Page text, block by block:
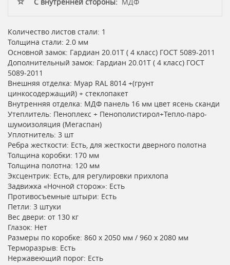
С внутренней стороны: МДФ
Количество листов стали: 1
Толщина стали: 2.0 мм
Основной замок: Гардиан 20.01T ( 4 класс) ГОСТ 5089-2011
Дополнительный замок: Гардиан 20.01T ( 4 класс) ГОСТ
5089-2011
Внешняя отделка: Муар RAL 8014 +(грунт
цинкосодержащий) + стеклопакет
Внутренняя отделка: МДФ панель 16 мм цвет ясень сканди
Утеплитель: Пеноплекс + Пенополистирол+Тепло-паро-
шумоизоляция (Мегаспан)
Уплотнитель: 3 шт
Ребра жесткости: Есть, для жесткости дверного полотна
Толщина коробки: 170 мм
Толщина полотна: 120 мм
Эксцентрик: Есть, для регулировки прихлопа
Задвижка «Ночной сторож»: Есть
Противосъемные штыри: Есть
Петли: 3 штуки
Вес двери: от 130 кг
Глазок: Нет
Размеры по коробке: 860 х 2050 мм / 960 х 2080 мм
Терморазрыв: Есть
Нержавеющий порог: Есть